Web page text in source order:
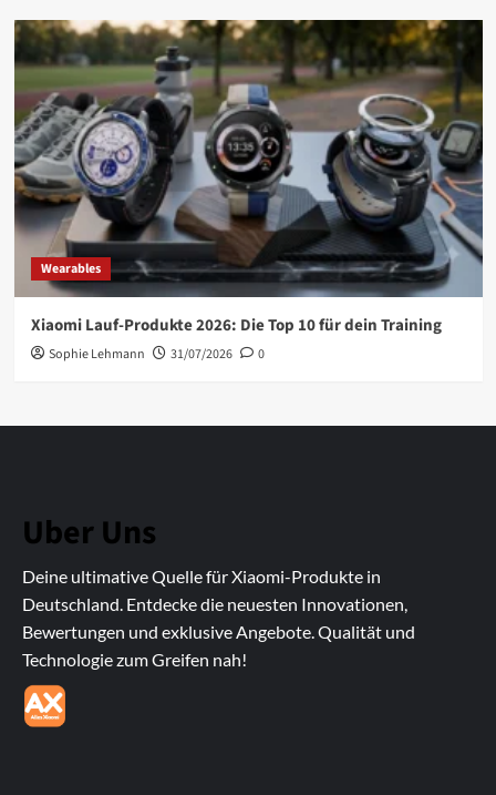
Wearables
Xiaomi Lauf-Produkte 2026: Die Top 10 für dein Training
Sophie Lehmann 31/07/2026 0
Uber Uns
Deine ultimative Quelle für Xiaomi-Produkte in
Deutschland. Entdecke die neuesten Innovationen,
Bewertungen und exklusive Angebote. Qualität und
Technologie zum Greifen nah!